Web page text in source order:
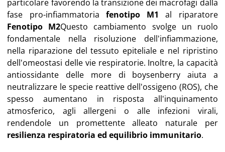
particolare favorendo la transizione dei macrofagi dalla
fase pro-infiammatoria fenotipo M1 al riparatore
Fenotipo M2Questo cambiamento svolge un ruolo
fondamentale nella risoluzione dell'infiammazione,
nella riparazione del tessuto epiteliale e nel ripristino
dell'omeostasi delle vie respiratorie. Inoltre, la capacità
antiossidante delle more di boysenberry aiuta a
neutralizzare le specie reattive dell'ossigeno (ROS), che
spesso aumentano in risposta all'inquinamento
atmosferico, agli allergeni o alle infezioni virali,
rendendole un promettente alleato naturale per
resilienza respiratoria ed equilibrio immunitario.